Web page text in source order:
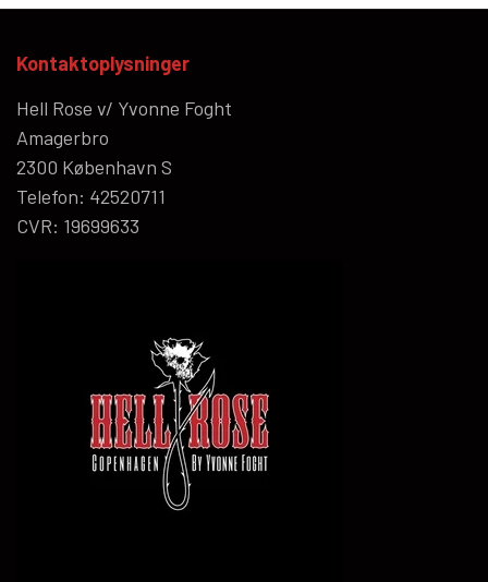
Kontaktoplysninger
Hell Rose v/ Yvonne Foght
Amagerbro
2300 København S
Telefon: 42520711
CVR: 19699633